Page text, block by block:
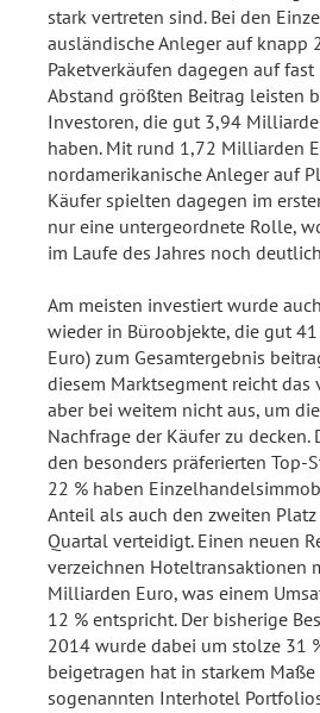
stark vertreten sind. Bei den
ausländische Anleger auf knapp
Paketverkäufen dagegen auf fast
Abstand größten Beitrag leisten
Investoren, die gut 3,94
haben. Mit rund 1,72 Milliarden
nordamerikanische Anleger auf
Käufer spielten dagegen im
nur eine untergeordnete Rolle,
im Laufe des Jahres noch
Am meisten investiert wurde
wieder in Büroobjekte, die gut
Euro) zum Gesamtergebnis
diesem Marktsegment reicht das
aber bei weitem nicht aus, um
Nachfrage der Käufer zu
den besonders präferierten Top-
22 % haben
Anteil als auch den zweiten
Quartal verteidigt. Einen neuen
verzeichnen Hoteltransaktionen
Milliarden Euro, was einem
12 % entspricht. Der bisherige
2014 wurde dabei um stolze 31
beigetragen hat in starkem Maße
sogenannten Interhotel